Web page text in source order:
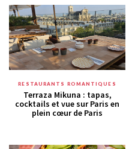
RESTAURANTS ROMANTIQUES
Terraza Mikuna : tapas,
cocktails et vue sur Paris en
plein cœur de Paris